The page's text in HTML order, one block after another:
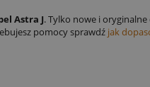
Astra J. Tylko nowe i
pomocy sprawdź jak